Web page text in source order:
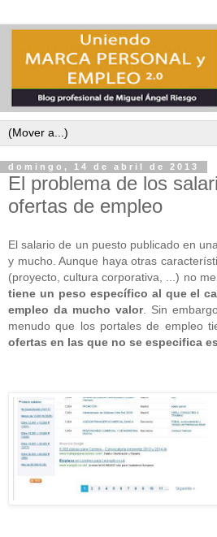
domingo, 14 de abril de 2013
El problema de los
ofertas de empleo
El salario de un puesto publicado en
y mucho. Aunque haya otras
(proyecto, cultura corporativa, ...) no
tiene un peso específico al que el
empleo da mucho valor. Sin
menudo que los portales de empleo
ofertas en las que no se especifica